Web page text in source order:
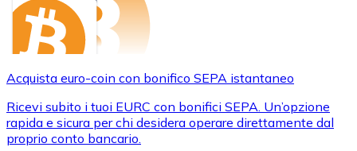
Acquista euro-coin con bonifico SEPA istantaneo
Ricevi subito i tuoi EURC con bonifici SEPA. Un’opzione
rapida e sicura per chi desidera operare direttamente dal
proprio conto bancario.